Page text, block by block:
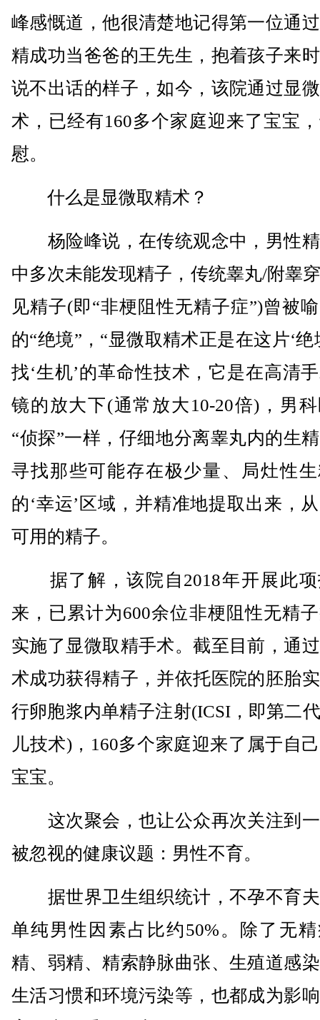
峰感慨道，他很清楚地记得第一位通
精成功当爸爸的王先生，抱着孩子来
说不出话的样子，如今，该院通过显
术，已经有160多个家庭迎来了宝宝
慰。
什么是显微取精术？
杨险峰说，在传统观念中，男性
中多次未能发现精子，传统睾丸/附睾
见精子(即“非梗阻性无精子症”)曾被
的“绝境”，“显微取精术正是在这片‘绝
找‘生机’的革命性技术，它是在高清
镜的放大下(通常放大10-20倍)，男
“侦探”一样，仔细地分离睾丸内的生
寻找那些可能存在极少量、局灶性
的‘幸运’区域，并精准地提取出来，
可用的精子。
据了解，该院自2018年开展此项
来，已累计为600余位非梗阻性无精
实施了显微取精手术。截至目前，通
术成功获得精子，并依托医院的胚胎
行卵胞浆内单精子注射(ICSI，即第二
儿技术)，160多个家庭迎来了属于自
宝宝。
这次聚会，也让公众再次关注到
被忽视的健康议题：男性不育。
据世界卫生组织统计，不孕不育
单纯男性因素占比约50%。除了无
精、弱精、精索静脉曲张、生殖道感
生活习惯和环境污染等，也都成为影